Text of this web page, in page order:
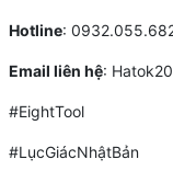
Hotline:
Email liên hệ:
#EightTool
#LụcGiácNhậtBản